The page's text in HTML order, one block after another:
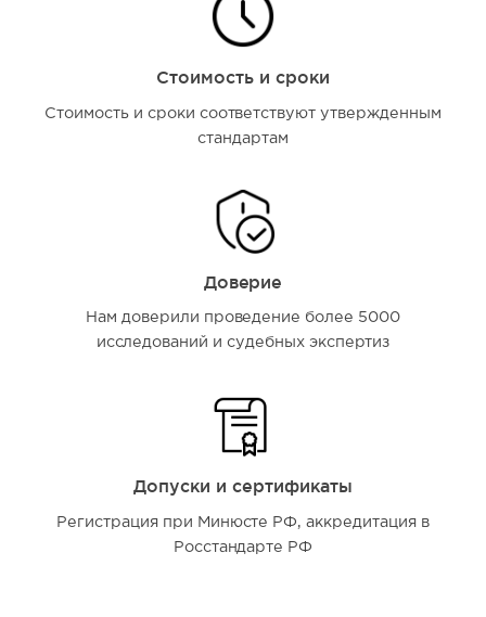
Стоимость и сроки
Стоимость и сроки соответствуют утвержденным
стандартам
Доверие
Нам доверили проведение более 5000
исследований и судебных экспертиз
Допуски и сертификаты
Регистрация при Минюсте РФ, аккредитация в
Росстандарте РФ